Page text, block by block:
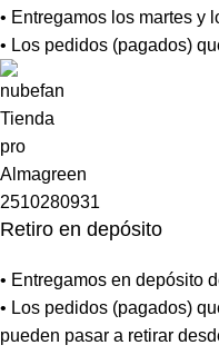
• Entregamos los martes y
• Los pedidos (pagados)
Retiro en depósito
• Entregamos en depósito
• Los pedidos (pagados)
pueden pasar a retirar